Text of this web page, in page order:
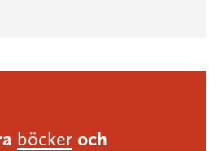
böcker och